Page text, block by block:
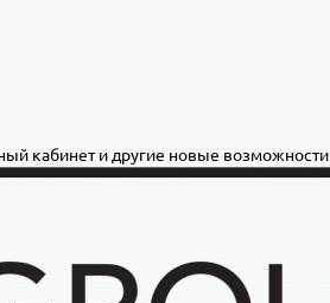
кабинет и другие новые возможности